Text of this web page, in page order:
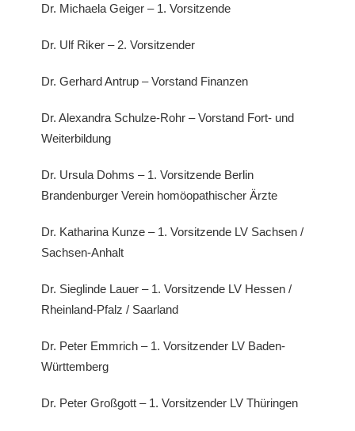
Dr. Michaela Geiger – 1. Vorsitzende
Dr. Ulf Riker – 2. Vorsitzender
Dr. Gerhard Antrup – Vorstand Finanzen
Dr. Alexandra Schulze-Rohr – Vorstand Fort- und
Weiterbildung
Dr. Ursula Dohms – 1. Vorsitzende Berlin
Brandenburger Verein homöopathischer Ärzte
Dr. Katharina Kunze – 1. Vorsitzende LV Sachsen /
Sachsen-Anhalt
Dr. Sieglinde Lauer – 1. Vorsitzende LV Hessen /
Rheinland-Pfalz / Saarland
Dr. Peter Emmrich – 1. Vorsitzender LV Baden-
Württemberg
Dr. Peter Großgott – 1. Vorsitzender LV Thüringen